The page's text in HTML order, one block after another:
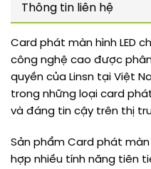
Thông tin liên hệ
Card phát màn hình LED
công nghệ cao được phân
quyền của Linsn tại Việt
trong những loại card
và đáng tin cậy trên thị
Sản phẩm Card phát màn
hợp nhiều tính năng tiên